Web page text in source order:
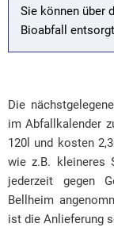
Sie können über
Bioabfall
Die
im Abfallkalender
120l und kosten
wie z.B. kleineres
jederzeit gegen
Bellheim
ist die Anlieferung